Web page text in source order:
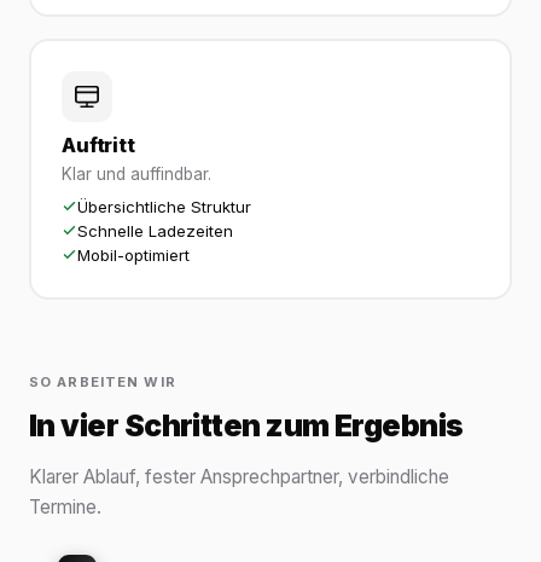
Auftritt
Klar und auffindbar.
Übersichtliche Struktur
Schnelle Ladezeiten
Mobil-optimiert
SO ARBEITEN WIR
In vier Schritten zum Ergebnis
Klarer Ablauf, fester Ansprechpartner, verbindliche
Termine.